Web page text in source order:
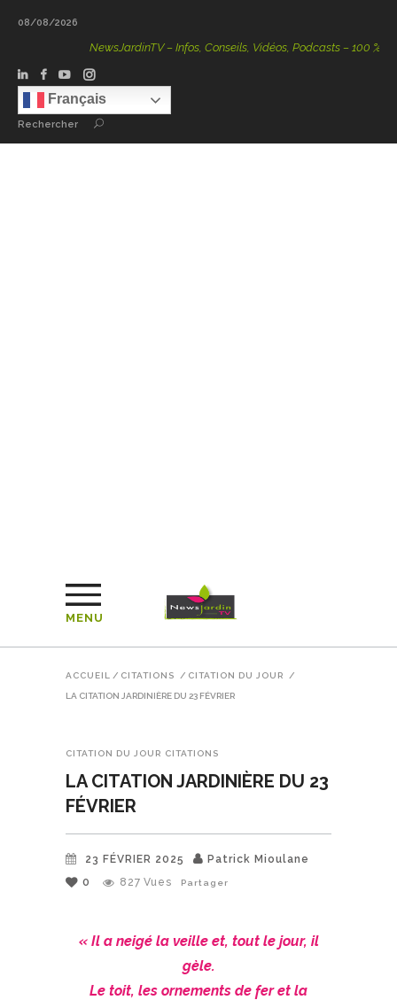
08/08/2026
NewsJardinTV – Infos, Conseils, Vidéos, Podcasts – 100 % Nature
Français
Rechercher
MENU
ACCUEIL / CITATIONS / CITATION DU JOUR /
LA CITATION JARDINIÈRE DU 23 FÉVRIER
CITATION DU JOUR CITATIONS
LA CITATION JARDINIÈRE DU 23
FÉVRIER
23 FÉVRIER 2025
Patrick Mioulane
0
827 Vues Partager
« Il a neigé la veille et, tout le jour, il
gèle.
Le toit, les ornements de fer et la